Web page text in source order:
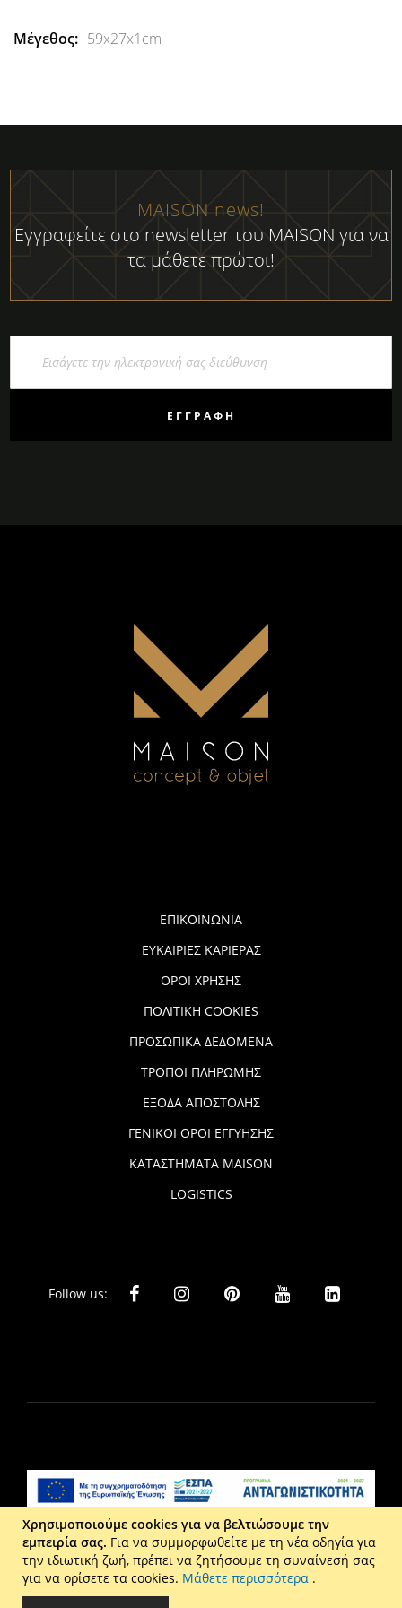
59x27x1cm
MAISON news!
Εγγραφείτε στο newsletter του MAISON για να
τα μάθετε πρώτοι!
ΕΓΓΡΑΦΉ
ΕΠΙΚΟΙΝΩΝΙΑ
ΕΥΚΑΙΡΙΕΣ ΚΑΡΙΕΡΑΣ
ΟΡΟΙ ΧΡΗΣΗΣ
ΠΟΛΙΤΙΚΗ COOKIES
ΠΡΟΣΩΠΙΚΑ ΔΕΔΟΜΕΝΑ
ΤΡΟΠΟΙ ΠΛΗΡΩΜΗΣ
ΕΞΟΔΑ ΑΠΟΣΤΟΛΗΣ
ΓΕΝΙΚΟΙ ΟΡΟΙ ΕΓΓΥΗΣΗΣ
ΚΑΤΑΣΤΗΜΑΤΑ MAISON
LOGISTICS
Follow us:
Liberta Ε.Π.Ε. - Τ: 2610 201 800 - Ε: eshop@maison.gr -
Γ.Ε.ΜΗ : 036110316000
Copyright © 2026 Maison. All rights reserved.
Χρησιμοποιούμε cookies για να βελτιώσουμε την
εμπειρία σας. Για να συμμορφωθείτε με τη νέα οδηγία για
την ιδιωτική ζωή, πρέπει να ζητήσουμε τη συναίνεσή σας
για να ορίσετε τα cookies. Μάθετε περισσότερα .